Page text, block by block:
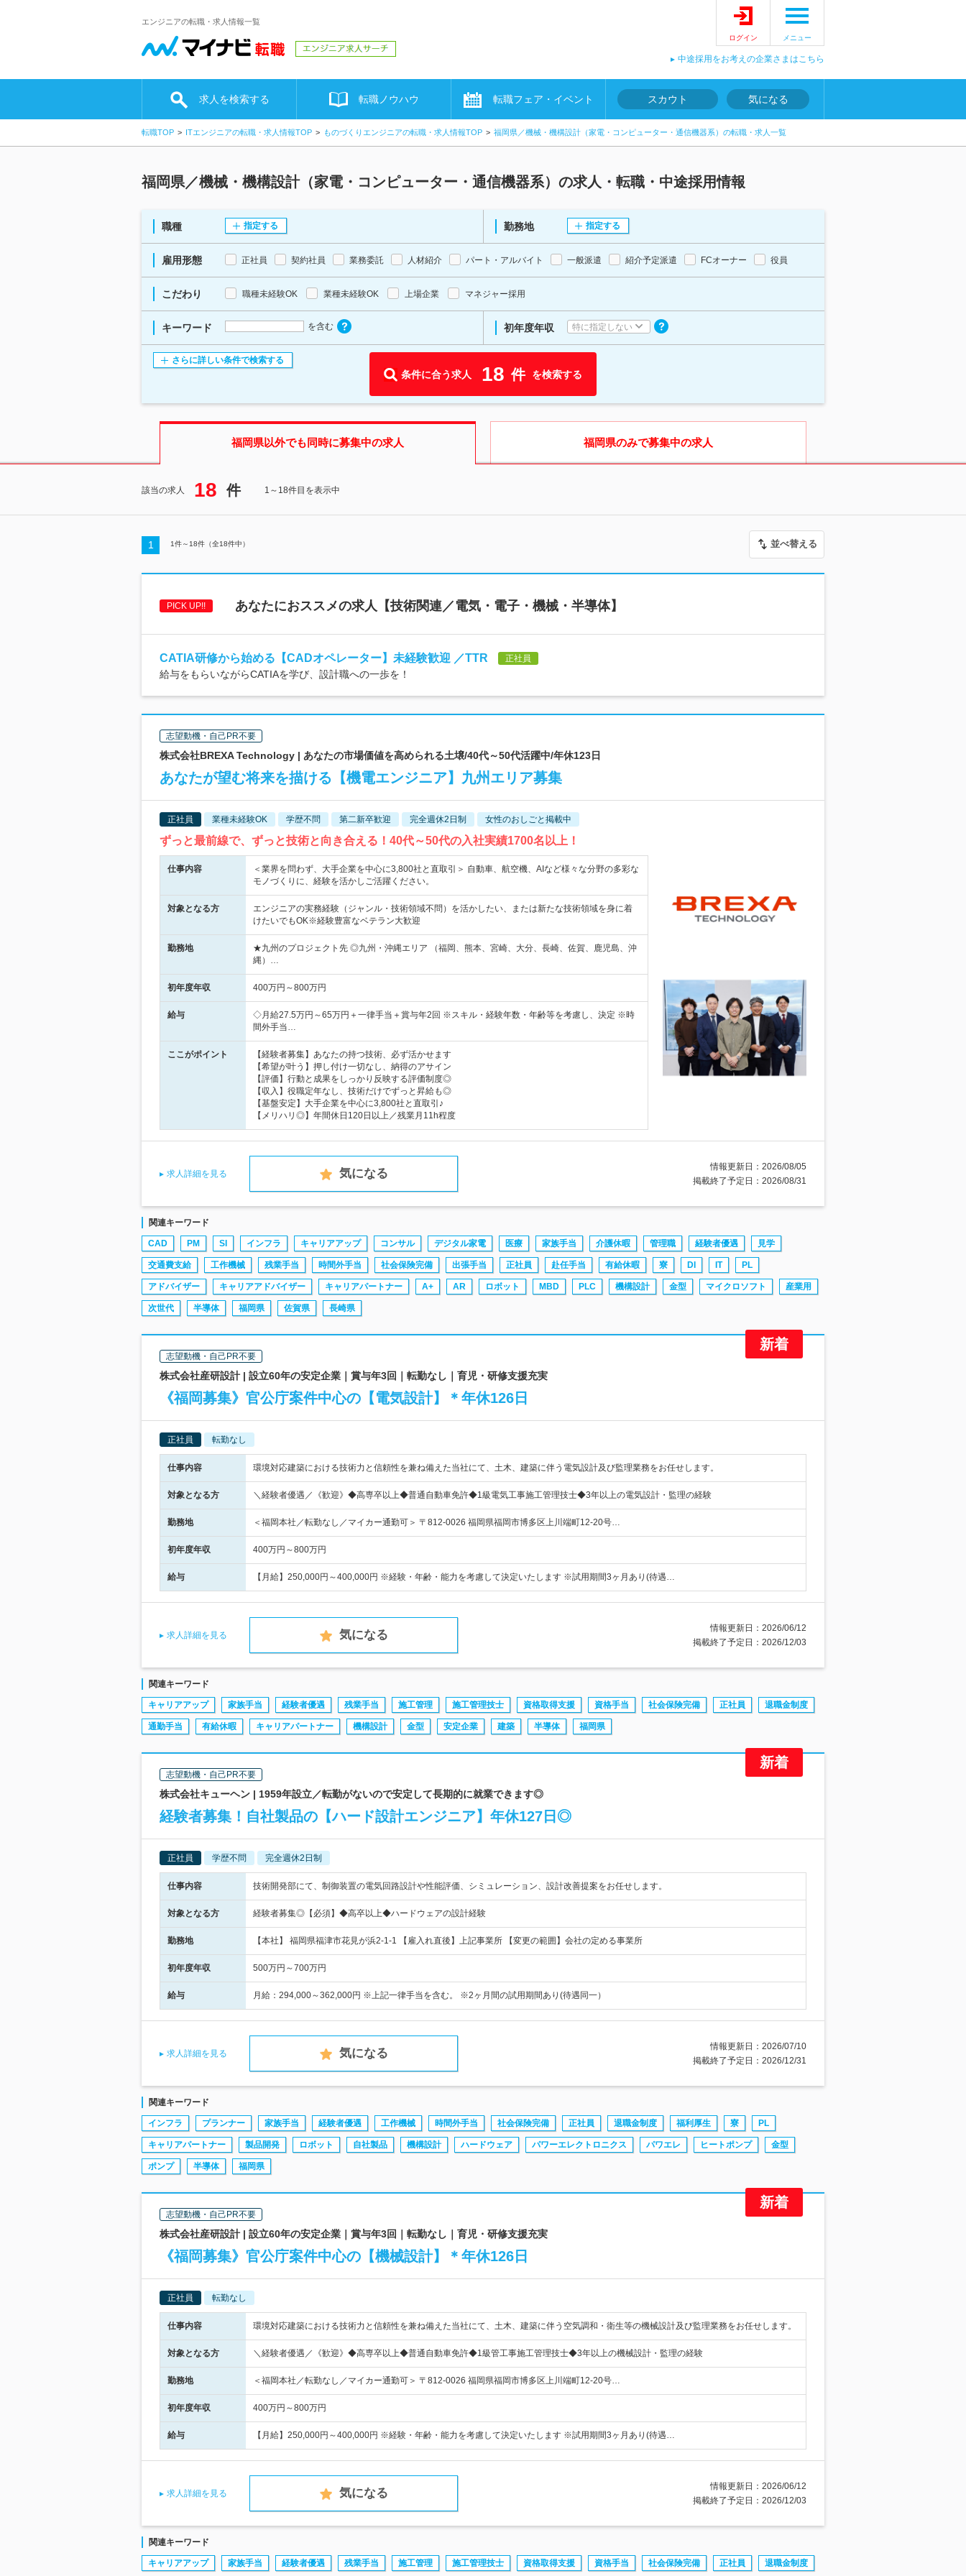
エンジニアの転職・求人情報一覧
ログイン メニュー
中途採用をお考えの企業さまはこちら
求人を検索する 転職ノウハウ 転職フェア・イベント スカウト 気になる
転職TOP ITエンジニアの転職・求人情報TOP ものづくりエンジニアの転職・求人情報TOP 福岡県／機械・機構設計（家電・コンピューター・通信機器系）の転職・求人一覧
福岡県／機械・機構設計（家電・コンピューター・通信機器系）の求人・転職・中途採用情報
職種 指定する 勤務地 指定する
雇用形態 正社員 契約社員 業務委託 人材紹介 パート・アルバイト 一般派遣 紹介予定派遣 FCオーナー 役員
こだわり 職種未経験OK 業種未経験OK 上場企業 マネジャー採用
キーワード を含む 初年度年収 特に指定しない
さらに詳しい条件で検索する
条件に合う求人 18 件 を検索する
福岡県以外でも同時に募集中の求人 福岡県のみで募集中の求人
該当の求人 18 件 1～18件目を表示中
1 1件～ 18件（全18件中） 並べ替える
PICK UP!! あなたにおススメの求人【技術関連／電気・電子・機械・半導体】
CATIA研修から始める【CADオペレーター】未経験歓迎 ／TTR 正社員
給与をもらいながらCATIAを学び、設計職への一歩を！
志望動機・自己PR不要
株式会社BREXA Technology | あなたの市場価値を高められる土壌/40代～50代活躍中/年休123日
あなたが望む将来を描ける【機電エンジニア】九州エリア募集
正社員 業種未経験OK 学歴不問 第二新卒歓迎 完全週休2日制 女性のおしごと掲載中
ずっと最前線で、ずっと技術と向き合える！40代～50代の入社実績1700名以上！
仕事内容
＜業界を問わず、大手企業を中心に3,800社と直取引＞ 自動車、航空機、AIなど様々な分野の多彩な
モノづくりに、経験を活かしご活躍ください。
対象となる方
エンジニアの実務経験（ジャンル・技術領域不問）を活かしたい、または新たな技術領域を身に着
けたいでもOK※経験豊富なベテラン大歓迎
勤務地
★九州のプロジェクト先 ◎九州・沖縄エリア （福岡、熊本、宮崎、大分、長崎、佐賀、鹿児島、沖
縄）…
初年度年収 400万円～800万円
給与
◇月給27.5万円～65万円＋一律手当＋賞与年2回 ※スキル・経験年数・年齢等を考慮し、決定 ※時
間外手当…
ここがポイント
【経験者募集】あなたの持つ技術、必ず活かせます
【希望が叶う】押し付け一切なし、納得のアサイン
【評価】行動と成果をしっかり反映する評価制度◎
【収入】役職定年なし、技術だけでずっと昇給も◎
【基盤安定】大手企業を中心に3,800社と直取引♪
【メリハリ◎】年間休日120日以上／残業月11h程度
求人詳細を見る 気になる
情報更新日：2026/08/05
掲載終了予定日：2026/08/31
関連キーワード
CAD PM SI インフラ キャリアアップ コンサル デジタル家電 医療 家族手当 介護休暇 管理職 経験者優遇 見学
交通費支給 工作機械 残業手当 時間外手当 社会保険完備 出張手当 正社員 赴任手当 有給休暇 寮 DI IT PL
アドバイザー キャリアアドバイザー キャリアパートナー A+ AR ロボット MBD PLC 機構設計 金型 マイクロソフト 産業用
次世代 半導体 福岡県 佐賀県 長崎県
志望動機・自己PR不要
株式会社産研設計 | 設立60年の安定企業｜賞与年3回｜転勤なし｜育児・研修支援充実
《福岡募集》官公庁案件中心の【電気設計】＊年休126日
正社員 転勤なし
仕事内容 環境対応建築における技術力と信頼性を兼ね備えた当社にて、土木、建築に伴う電気設計及び監理業務をお任せします。
対象となる方 ＼経験者優遇／《歓迎》◆高専卒以上◆普通自動車免許◆1級電気工事施工管理技士◆3年以上の電気設計・監理の経験
勤務地 ＜福岡本社／転勤なし／マイカー通勤可＞ 〒812-0026 福岡県福岡市博多区上川端町12-20号…
初年度年収 400万円～800万円
給与 【月給】250,000円～400,000円 ※経験・年齢・能力を考慮して決定いたします ※試用期間3ヶ月あり(待遇…
求人詳細を見る 気になる
情報更新日：2026/06/12
掲載終了予定日：2026/12/03
関連キーワード
キャリアアップ 家族手当 経験者優遇 残業手当 施工管理 施工管理技士 資格取得支援 資格手当 社会保険完備 正社員 退職金制度
通勤手当 有給休暇 キャリアパートナー 機構設計 金型 安定企業 建築 半導体 福岡県
志望動機・自己PR不要
株式会社キューヘン | 1959年設立／転勤がないので安定して長期的に就業できます◎
経験者募集！自社製品の【ハード設計エンジニア】年休127日◎
正社員 学歴不問 完全週休2日制
仕事内容 技術開発部にて、制御装置の電気回路設計や性能評価、シミュレーション、設計改善提案をお任せします。
対象となる方 経験者募集◎【必須】◆高卒以上◆ハードウェアの設計経験
勤務地 【本社】 福岡県福津市花見が浜2-1-1 【雇入れ直後】上記事業所 【変更の範囲】会社の定める事業所
初年度年収 500万円～700万円
給与 月給：294,000～362,000円 ※上記一律手当を含む。 ※2ヶ月間の試用期間あり(待遇同一）
求人詳細を見る 気になる
情報更新日：2026/07/10
掲載終了予定日：2026/12/31
関連キーワード
インフラ プランナー 家族手当 経験者優遇 工作機械 時間外手当 社会保険完備 正社員 退職金制度 福利厚生 寮 PL
キャリアパートナー 製品開発 ロボット 自社製品 機構設計 ハードウェア パワーエレクトロニクス パワエレ ヒートポンプ 金型
ポンプ 半導体 福岡県
志望動機・自己PR不要
株式会社産研設計 | 設立60年の安定企業｜賞与年3回｜転勤なし｜育児・研修支援充実
《福岡募集》官公庁案件中心の【機械設計】＊年休126日
正社員 転勤なし
仕事内容 環境対応建築における技術力と信頼性を兼ね備えた当社にて、土木、建築に伴う空気調和・衛生等の機械設計及び監理業務をお任せします。
対象となる方 ＼経験者優遇／《歓迎》◆高専卒以上◆普通自動車免許◆1級管工事施工管理技士◆3年以上の機械設計・監理の経験
勤務地 ＜福岡本社／転勤なし／マイカー通勤可＞ 〒812-0026 福岡県福岡市博多区上川端町12-20号…
初年度年収 400万円～800万円
給与 【月給】250,000円～400,000円 ※経験・年齢・能力を考慮して決定いたします ※試用期間3ヶ月あり(待遇…
求人詳細を見る 気になる
情報更新日：2026/06/12
掲載終了予定日：2026/12/03
関連キーワード
キャリアアップ 家族手当 経験者優遇 残業手当 施工管理 施工管理技士 資格取得支援 資格手当 社会保険完備 正社員 退職金制度